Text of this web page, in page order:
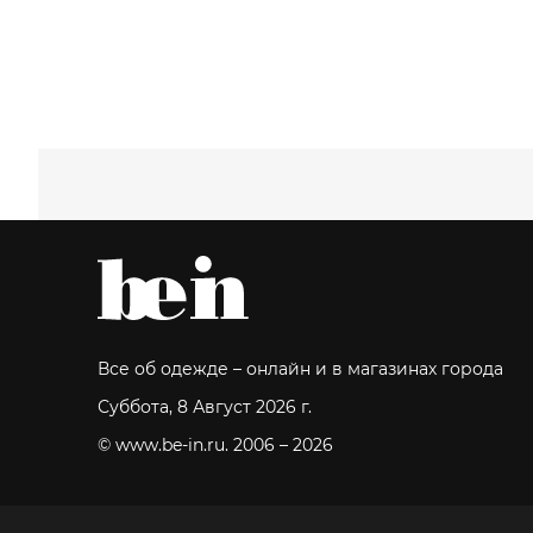
Все об одежде – онлайн и в магазинах города
Суббота, 8 Август 2026 г.
© www.be-in.ru. 2006 – 2026